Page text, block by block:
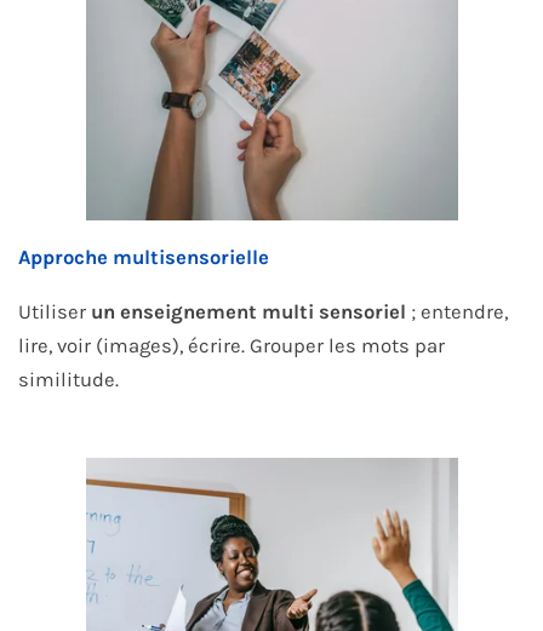
Approche multisensorielle
Utiliser un enseignement multi sensoriel ; entendre,
lire, voir (images), écrire. Grouper les mots par
similitude.